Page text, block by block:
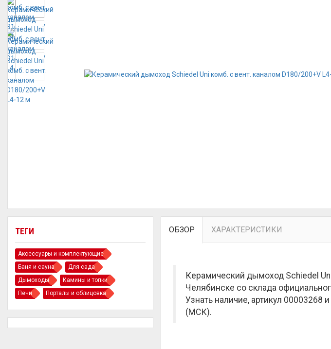
ТЕГИ
Аксессуары и комплектующие
Баня и сауна
Для сада
Дымоходы
Камины и топки
Печи
Порталы и облицовка
ОБЗОР ХАРАКТЕРИСТИКИ
Керамический дымоход Schiedel
Челябинске со склада
Узнать наличие, артикул
(МСК).